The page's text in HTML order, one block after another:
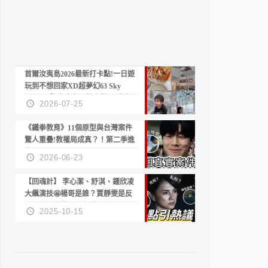
首爾汝夷島2026最新打卡點!一日遊
玩到不想回家XD超夢幻63 Sky
Picnic、鷺良津帝王蟹大餐、《淚之
女王》拍攝地、漢江公園免費玩水
2026-07-25
《鐵拳教育》11個原型與台灣案件
驚人重疊!教權局成真？！第二季進
度？😍
2026-06-23
【回魂計】 李心潔、舒淇、鍾欣凌
大飆演技🤩楊哥是誰？賈靜雯是反
派？死刑還是私刑正義
2025-10-15